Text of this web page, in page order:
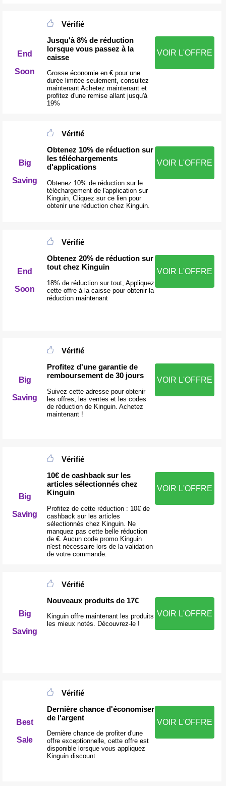
End
Soon
Vérifié
Jusqu'à 8% de réduction
lorsque vous passez à la
caisse
Grosse économie en € pour une
durée limitée seulement, consultez
maintenant Achetez maintenant et
profitez d'une remise allant jusqu'à
19%
VOIR L'OFFRE
Big
Saving
Vérifié
Obtenez 10% de réduction sur
les téléchargements
d'applications
Obtenez 10% de réduction sur le
téléchargement de l'application sur
Kinguin, Cliquez sur ce lien pour
obtenir une réduction chez Kinguin.
VOIR L'OFFRE
End
Soon
Vérifié
Obtenez 20% de réduction sur
tout chez Kinguin
18% de réduction sur tout, Appliquez
cette offre à la caisse pour obtenir la
réduction maintenant
VOIR L'OFFRE
Big
Saving
Vérifié
Profitez d'une garantie de
remboursement de 30 jours
Suivez cette adresse pour obtenir
les offres, les ventes et les codes
de réduction de Kinguin. Achetez
maintenant !
VOIR L'OFFRE
Big
Saving
Vérifié
10€ de cashback sur les
articles sélectionnés chez
Kinguin
Profitez de cette réduction : 10€ de
cashback sur les articles
sélectionnés chez Kinguin. Ne
manquez pas cette belle réduction
de €. Aucun code promo Kinguin
n'est nécessaire lors de la validation
de votre commande.
VOIR L'OFFRE
Big
Saving
Vérifié
Nouveaux produits de 17€
Kinguin offre maintenant les produits
les mieux notés. Découvrez-le !
VOIR L'OFFRE
Best
Sale
Vérifié
Dernière chance d'économiser
de l'argent
Dernière chance de profiter d'une
offre exceptionnelle, cette offre est
disponible lorsque vous appliquez
Kinguin discount
VOIR L'OFFRE